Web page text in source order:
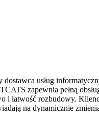
dostawca usług
zapewnia pełną
i łatwość rozbudowy.
na dynamicznie